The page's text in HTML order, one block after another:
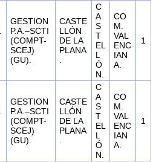
GESTION
P.A.–SCTI
(COMPT-
SCEJ)
(GU).
CASTE
LLÓN
DE LA
PLANA
C
A
S
T
EL
L
Ó
N.
CO
M.
VAL
ENC
IAN
A.
1
GESTION
P.A.–SCTI
(COMPT-
SCEJ)
(GU).
CASTE
LLÓN
DE LA
PLANA
C
A
S
T
EL
L
Ó
N.
CO
M.
VAL
ENC
IAN
A.
1